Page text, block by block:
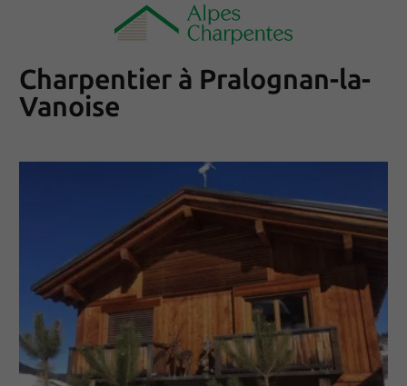
Charpentier à Pralognan-la-
Vanoise